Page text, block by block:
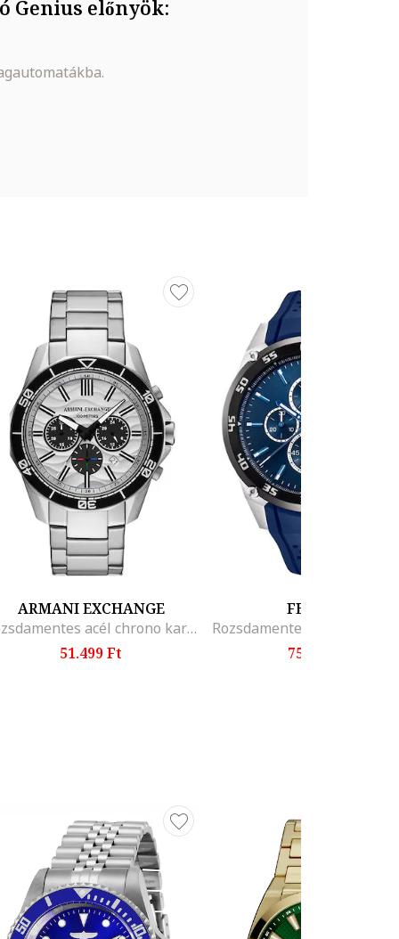
Genius előnyök:
ARMANI EXCHANGE
Rozsdamentes acél chrono karóra, Ezüstszín
51.499 Ft
FESTINA
75.399 Ft